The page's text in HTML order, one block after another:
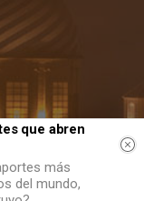
compromiso en el
que abren
más
del mundo,